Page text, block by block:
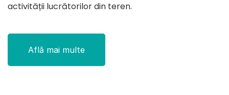
activității lucrătorilor din teren.
Află mai multe